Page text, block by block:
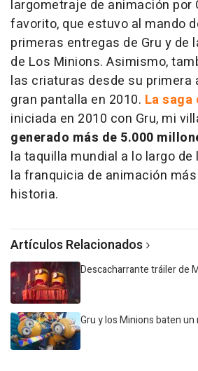
largometraje de animación por
favorito, que estuvo al mando
primeras entregas de Gru y de
de Los Minions. Asimismo,
las criaturas desde su primera
gran pantalla en 2010. La
iniciada en 2010 con Gru, mi
generado más de 5.000
la taquilla mundial a lo largo
la franquicia de animación
historia.
Artículos Relacionados
Descacharrante tráiler de
Gru y los Minions baten